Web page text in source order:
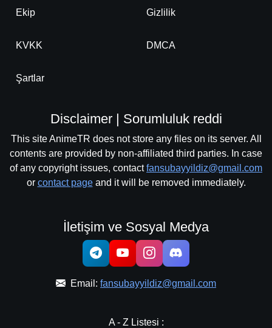
Ekip Gizlilik
KVKK DMCA
Şartlar
Disclaimer | Sorumluluk reddi
This site AnimeTR does not store any files on its server. All
contents are provided by non-affiliated third parties. In case
of any copyright issues, contactfansubayyildiz@gmail.com
or contact pageand it will be removed immediately.
İletişim ve Sosyal Medya
Email: fansubayyildiz@gmail.com
A - Z Listesi :